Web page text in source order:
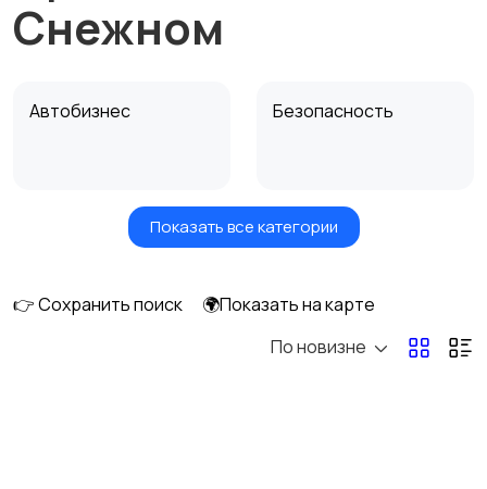
Снежном
Автобизнес Безопасность
Бытовые услуги и
Высший менеджмент
Добыча сырья,
Показать все категории
👉 Сохранить поиск
🌍Показать на карте
По новизне